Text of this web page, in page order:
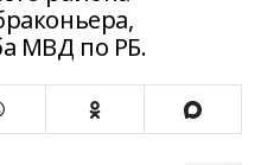
МВД по РБ.